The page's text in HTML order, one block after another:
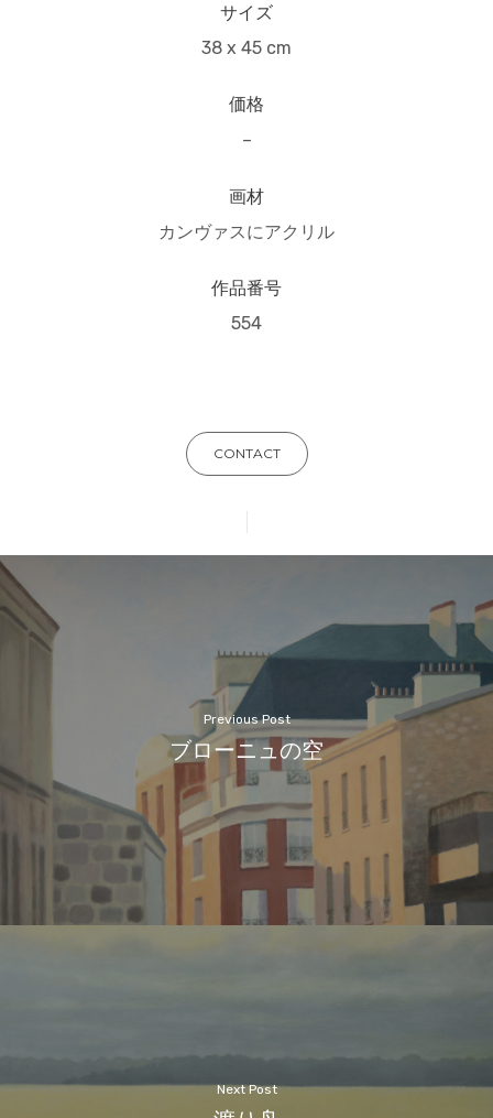
サイズ
38 x 45 cm
価格
–
画材
カンヴァスにアクリル
作品番号
554
CONTACT
Previous Post
ブローニュの空
Next Post